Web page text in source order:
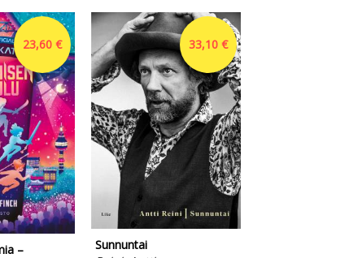
23,60 €
–
33,10 €
Sunnuntai